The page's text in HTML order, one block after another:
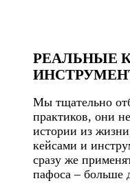
РЕАЛЬНЫЕ
Мы тщательно
практиков, они
истории из
кейсами и
сразу же
пафоса – больше